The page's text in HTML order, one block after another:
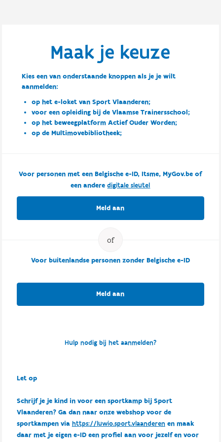
Maak je keuze
Kies een van onderstaande knoppen als je je wilt
aanmelden:
op het e-loket van Sport Vlaanderen;
voor een opleiding bij de Vlaamse Trainersschool;
op het beweegplatform Actief Ouder Worden;
op de Multimovebibliotheek;
Voor personen met een Belgische e-ID, Itsme, MyGov.be of
een anderedigitale sleutel
Meld aan
Voor buitenlandse personen zonder Belgische e-ID
Meld aan
Hulp nodig bij het aanmelden?
Let op
Schrijf je je kind in voor een sportkamp bij Sport
Vlaanderen? Ga dan naar onze webshop voor de
sportkampen via https://luwio.sport.vlaanderenen maak
daar met je eigen e-ID een profiel aan voor jezelf en voor